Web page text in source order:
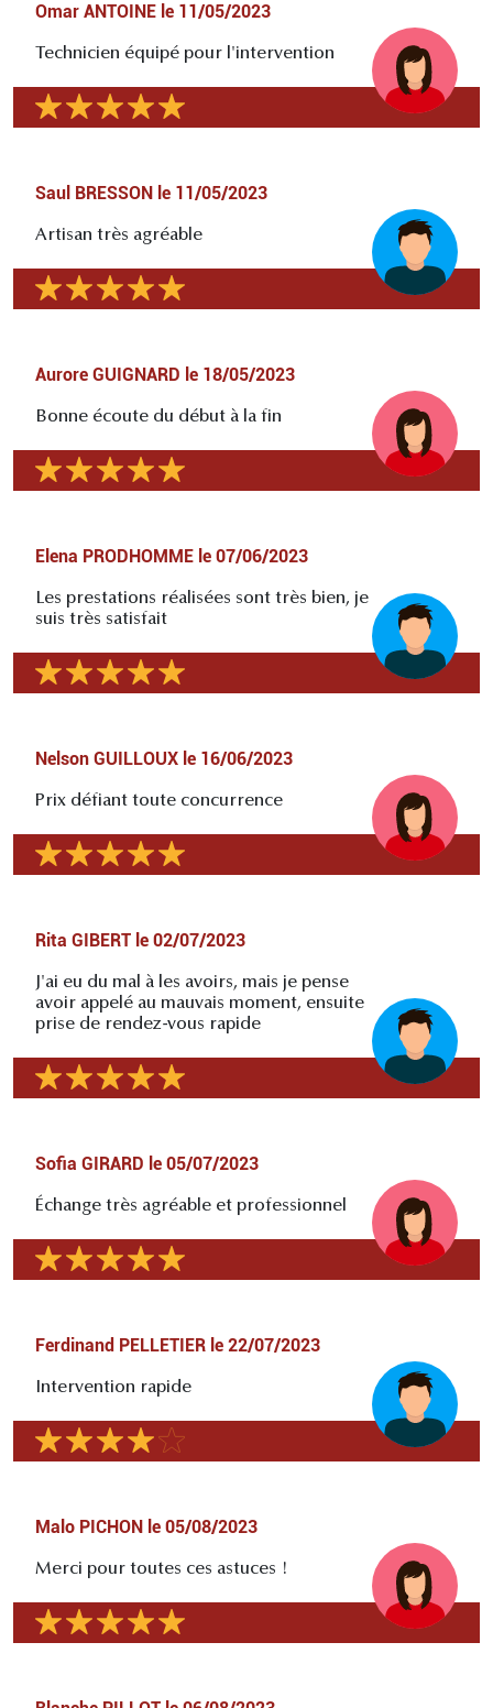
Omar ANTOINE le 11/05/2023
Technicien équipé pour l'intervention
Saul BRESSON le 11/05/2023
Artisan très agréable
Aurore GUIGNARD le 18/05/2023
Bonne écoute du début à la fin
Elena PRODHOMME le 07/06/2023
Les prestations réalisées sont très bien, je
suis très satisfait
Nelson GUILLOUX le 16/06/2023
Prix défiant toute concurrence
Rita GIBERT le 02/07/2023
J'ai eu du mal à les avoirs, mais je pense
avoir appelé au mauvais moment, ensuite
prise de rendez-vous rapide
Sofia GIRARD le 05/07/2023
Échange très agréable et professionnel
Ferdinand PELLETIER le 22/07/2023
Intervention rapide
Malo PICHON le 05/08/2023
Merci pour toutes ces astuces !